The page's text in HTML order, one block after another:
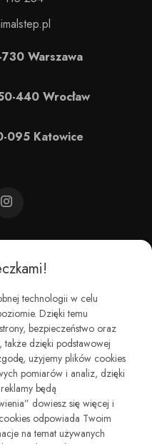
Warszawa
440 Wrocław
095 Katowice
technologii w celu
Dzięki temu
bezpieczeństwo oraz
dzięki podstawowej
użyjemy plików cookies
pomiarów i analiz, dzięki
będą
dowiesz się więcej i
odpowiada Twoim
na temat używanych